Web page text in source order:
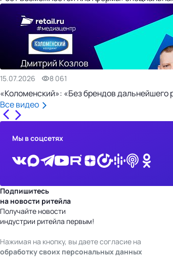
15.07.2026 8 061
«Коломенский»: «Без брендов дальнейшего
Все видео
Мы в соцсетях
Подпишитесь
на новости ритейла
Получайте новости
индустрии ритейла первым!
Нажимая на кнопку, вы даете согласие на
обработку своих персональных данных